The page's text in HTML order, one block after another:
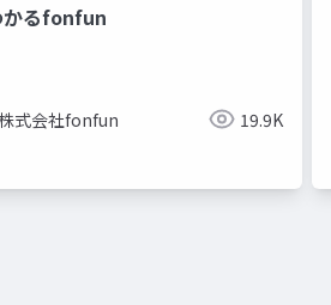
かるfonfun
式会社fonfun 19.9K